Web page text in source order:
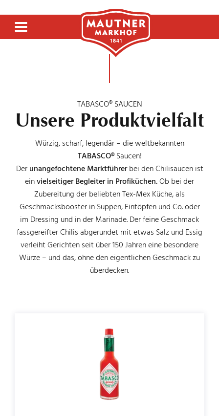
SIRUP & GETRÄNKE
ESSIG
ASIA & ETHNO
TABASCO® SAUCEN
Unsere Produktvielfalt
Würzig, scharf, legendär – die weltbekannten
TABASCO®Saucen!
Derunangefochtene Marktführerbei den Chilisaucen ist
einvielseitiger Begleiter in Profiküchen.Ob bei der
Zubereitung der beliebten Tex-Mex Küche, als
Geschmacksbooster in Suppen, Eintöpfen und Co. oder
im Dressing und in der Marinade. Der feine Geschmack
fassgereifter Chilis abgerundet mit etwas Salz und Essig
verleiht Gerichten seit über 150 Jahren eine besondere
Würze – und das, ohne den eigentlichen Geschmack zu
überdecken.